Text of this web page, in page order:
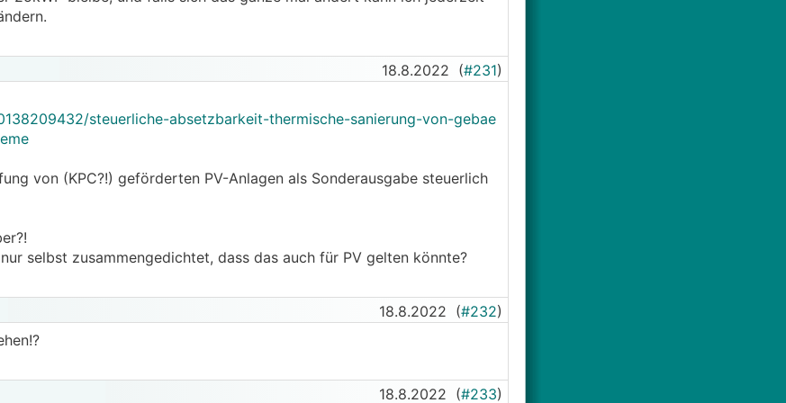
18.8.2022 (#231)
steuerliche-absetzbarkeit-thermische-sanierung-von-gebae
von (KPC?!) geförderten PV-Anlagen als Sonderausgabe steuerlich
selbst zusammengedichtet, dass das auch für PV gelten könnte?
18.8.2022 (#232)
18.8.2022 (#233)